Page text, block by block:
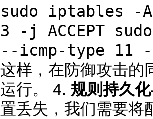
sudo iptables -
3 -j ACCEPT
--icmp-type 11 -j
这样，在防御攻击的
运行。 4. 规则持久
置丢失，我们需要将